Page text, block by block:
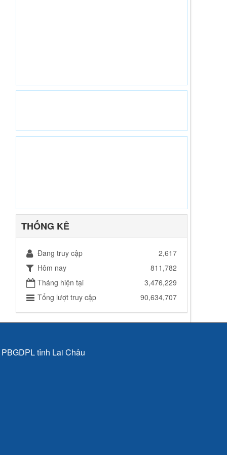
THỐNG KÊ
Đang truy cập
2,617
Hôm nay
811,782
Tháng hiện tại
3,476,229
Tổng lượt truy cập
90,634,707
tỉnh Lai Châu